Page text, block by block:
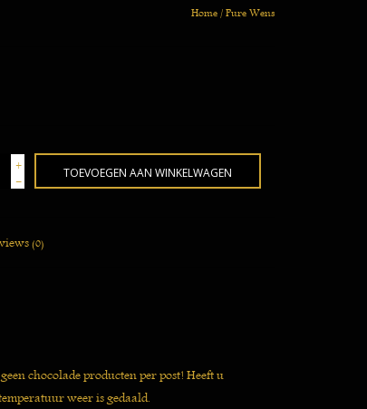
Home/Pure Wens
+
- TOEVOEGEN AAN WINKELWAGEN
(0)
chocolade producten per post! Heeft u
weer is gedaald.